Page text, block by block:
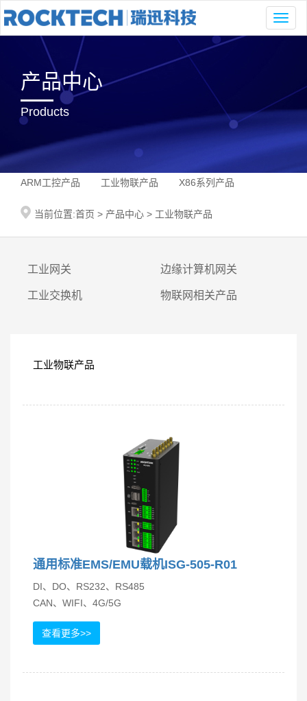
产品中心
Products
ARM工控产品 工业物联产品 X86系列产品
当前位置:首页 > 产品中心 > 工业物联产品
工业网关 边缘计算机网关
工业交换机 物联网相关产品
工业物联产品
通用标准EMS/EMU载机ISG-505-R01
DI、DO、RS232、RS485
CAN、WIFI、4G/5G
查看更多>>